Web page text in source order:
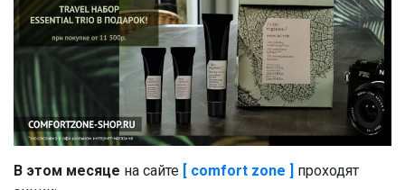
В этом месяце на сайте [ comfort zone ] проходят